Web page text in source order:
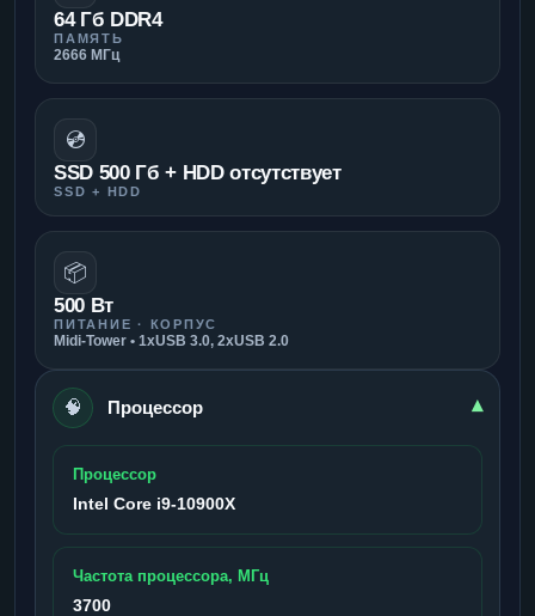
64 Гб DDR4
ПАМЯТЬ
2666 МГц
💿
SSD 500 Гб + HDD отсутствует
SSD + HDD
📦
500 Вт
ПИТАНИЕ · КОРПУС
Midi-Tower • 1xUSB 3.0, 2xUSB 2.0
🧠 Процессор ▾
Процессор
Intel Core i9-10900X
Частота процессора, МГц
3700